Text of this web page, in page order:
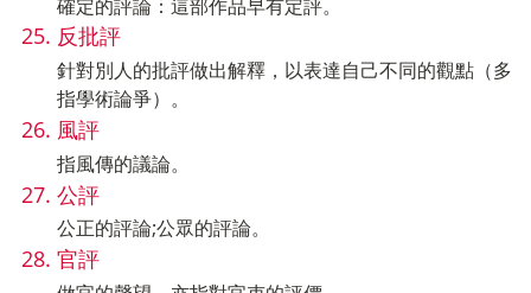
確定的評論：這部作品早有定評。
反批評
針對別人的批評做出解釋，以表達自己不同的觀點（多
指學術論爭）。
風評
指風傳的議論。
公評
公正的評論;公眾的評論。
官評